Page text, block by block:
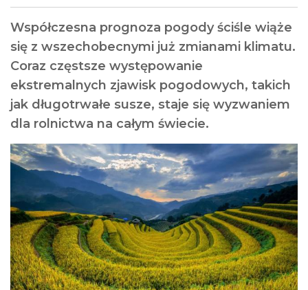
Współczesna prognoza pogody ściśle wiąże
się z wszechobecnymi już zmianami klimatu.
Coraz częstsze występowanie
ekstremalnych zjawisk pogodowych, takich
jak długotrwałe susze, staje się wyzwaniem
dla rolnictwa na całym świecie.